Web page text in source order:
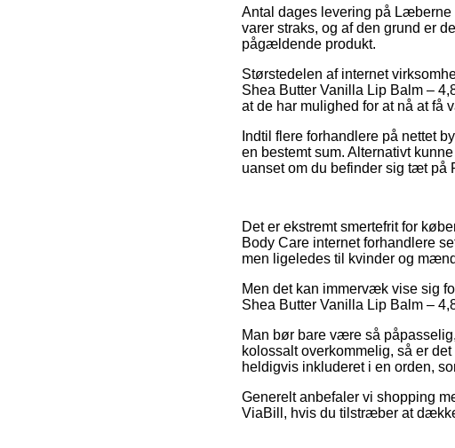
Antal dages levering på
varer straks, og af den grund er
pågældende produkt.
Størstedelen af internet
Shea Butter Vanilla Lip Balm –
at de har mulighed for at nå at få
Indtil flere forhandlere på nettet
en bestemt sum. Alternativt
uanset om du befinder sig tæt på
Det er ekstremt smertefrit for
Body Care internet forhandlere
men ligeledes til kvinder og
Men det kan immervæk vise sig
Shea Butter Vanilla Lip Balm –
Man bør bare være så
kolossalt overkommelig, så er
heldigvis inkluderet i en orden,
Generelt anbefaler vi shopping
ViaBill, hvis du tilstræber at